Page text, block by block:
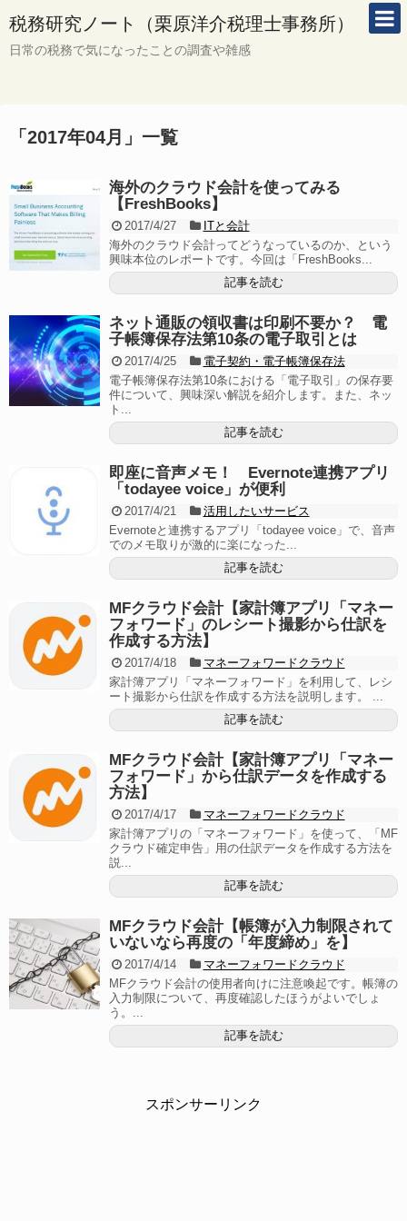
税務研究ノート（栗原洋介税理士事務所）
日常の税務で気になったことの調査や雑感
「 2017年04月 」 一覧
海外のクラウド会計を使ってみる
【FreshBooks】
2017/4/27
ITと会計
海外のクラウド会計ってどうなっているのか、という
興味本位のレポートです。今回は「FreshBooks...
記事を読む
ネット通販の領収書は印刷不要か？ 電
子帳簿保存法第10条の電子取引とは
2017/4/25
電子契約・電子帳簿保存法
電子帳簿保存法第10条における「電子取引」の保存要
件について、興味深い解説を紹介します。また、ネッ
ト...
記事を読む
即座に音声メモ！ Evernote連携アプリ
「todayee voice」が便利
2017/4/21
活用したいサービス
Evernoteと連携するアプリ「todayee voice」で、音声
でのメモ取りが激的に楽になった...
記事を読む
MFクラウド会計【家計簿アプリ「マネー
フォワード」のレシート撮影から仕訳を
作成する方法】
2017/4/18
マネーフォワードクラウド
家計簿アプリ「マネーフォワード」を利用して、レシ
ート撮影から仕訳を作成する方法を説明します。 ...
記事を読む
MFクラウド会計【家計簿アプリ「マネー
フォワード」から仕訳データを作成する
方法】
2017/4/17
マネーフォワードクラウド
家計簿アプリの「マネーフォワード」を使って、「MF
クラウド確定申告」用の仕訳データを作成する方法を
説...
記事を読む
MFクラウド会計【帳簿が入力制限されて
いないなら再度の「年度締め」を】
2017/4/14
マネーフォワードクラウド
MFクラウド会計の使用者向けに注意喚起です。帳簿の
入力制限について、再度確認したほうがよいでしょ
う。...
記事を読む
スポンサーリンク